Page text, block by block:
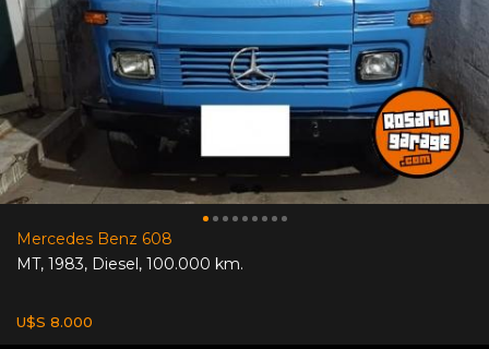
Mercedes Benz 608
MT, 1983, Diesel, 100.000 km.
U$S 8.000